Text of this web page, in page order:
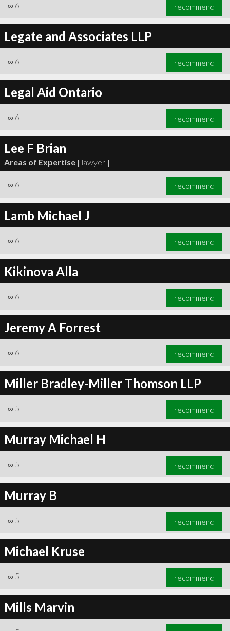
∞ 6 recommend
Legate and Associates LLP
∞ 6 recommend
Legal Aid Ontario
∞ 6 recommend
Lee F Brian
Areas of Expertise | lawyer |
∞ 6 recommend
Lamb Michael J
∞ 6 recommend
Kikinova Alla
∞ 6 recommend
Jeremy A Forrest
∞ 6 recommend
Miller Bradley-Miller Thomson LLP
∞ 5 recommend
Murray Michael H
∞ 5 recommend
Murray B
∞ 5 recommend
Michael Kruse
∞ 5 recommend
Mills Marvin